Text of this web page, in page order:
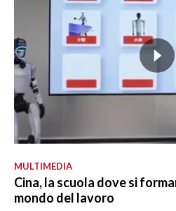
MULTIMEDIA
Cina, la scuola dove si
mondo del lavoro